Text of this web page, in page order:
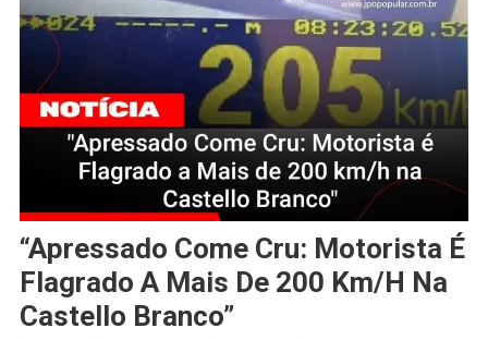
“Apressado Come Cru: Motorista É
Flagrado A Mais De 200 Km/h Na
Castello Branco”